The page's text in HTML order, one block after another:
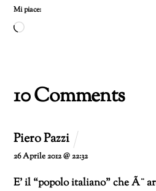
Mi piace:
Caricamento
10 Comments
Piero Pazzi
26 Aprile 2012 @ 22:32
E’ il “popolo italiano” che Ã¨